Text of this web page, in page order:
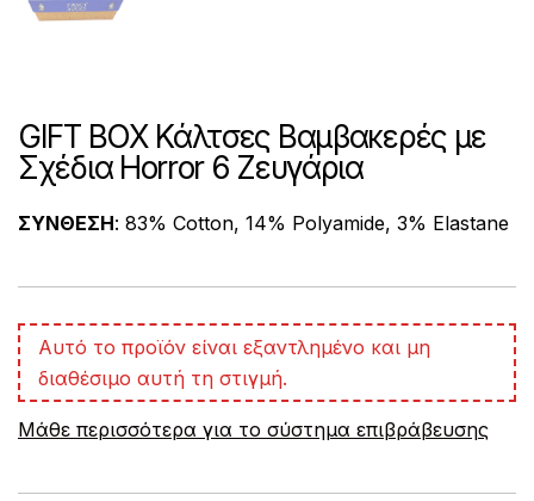
GIFT BOX Κάλτσες Βαμβακερές με
Σχέδια Horror 6 Ζευγάρια
ΣΥΝΘΕΣΗ: 83% Cotton, 14% Polyamide, 3% Elastane
Αυτό το προϊόν είναι εξαντλημένο και μη
διαθέσιμο αυτή τη στιγμή.
Μάθε περισσότερα για το σύστημα επιβράβευσης